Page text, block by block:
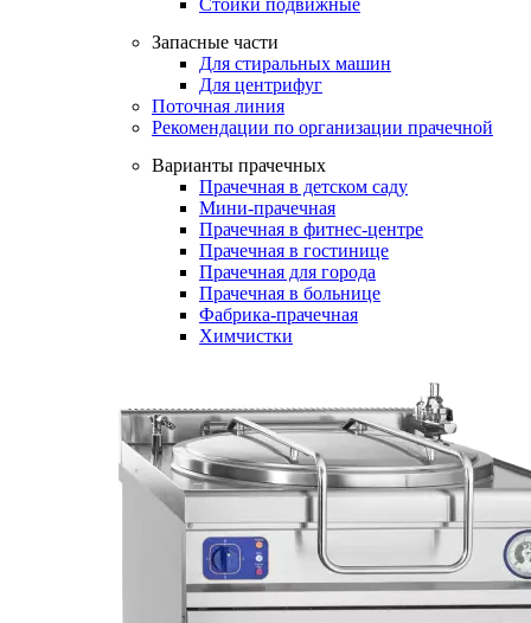
Стойки подвижные
Запасные части
Для стиральных машин
Для центрифуг
Поточная линия
Рекомендации по организации прачечной
Варианты прачечных
Прачечная в детском саду
Мини-прачечная
Прачечная в фитнес-центре
Прачечная в гостинице
Прачечная для города
Прачечная в больнице
Фабрика-прачечная
Химчистки